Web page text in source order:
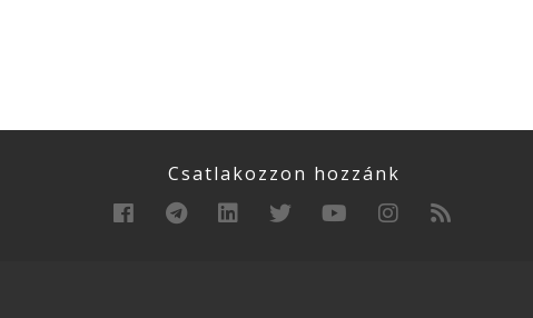
Csatlakozzon hozzánk